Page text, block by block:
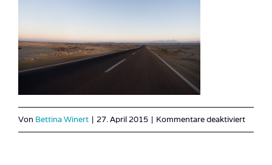
Von Bettina Winert | 27. April 2015 | Kommentare deaktiviertfür